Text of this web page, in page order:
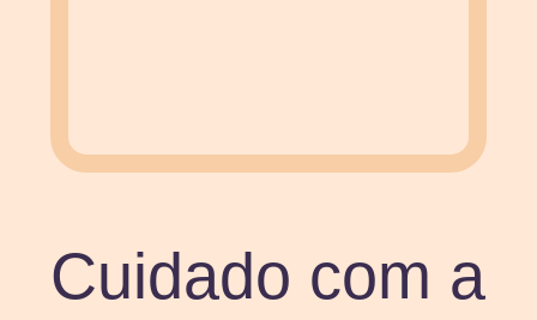
Cuidado com a